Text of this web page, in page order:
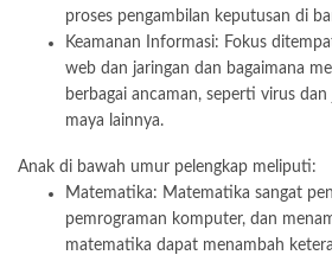
proses pengambilan keputusan di
Keamanan Informasi: Fokus
web dan jaringan dan bagaimana
berbagai ancaman, seperti virus dan
maya lainnya.
Anak di bawah umur pelengkap meliputi:
Matematika: Matematika sangat
pemrograman komputer, dan
matematika dapat menambah